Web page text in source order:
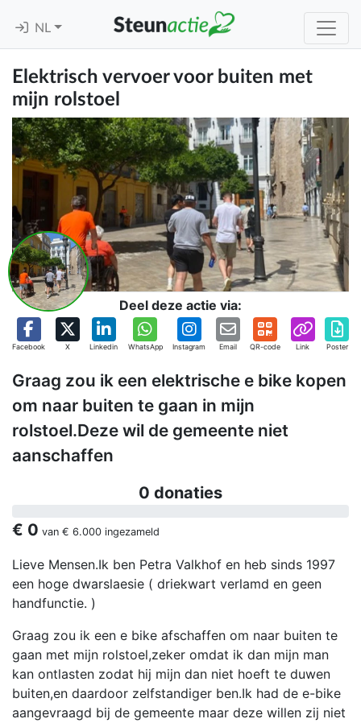
NL
Elektrisch vervoer voor buiten met
mijn rolstoel
Deel deze actie via:
Facebook X Linkedin WhatsApp Instagram Email QR-code Link Poster
Graag zou ik een elektrische e bike kopen
om naar buiten te gaan in mijn
rolstoel.Deze wil de gemeente niet
aanschaffen
0 donaties
€ 0 van € 6.000 ingezameld
Lieve Mensen.Ik ben Petra Valkhof en heb sinds 1997
een hoge dwarslaesie ( driekwart verlamd en geen
handfunctie. )
Graag zou ik een e bike afschaffen om naar buiten te
gaan met mijn rolstoel,zeker omdat ik dan mijn man
kan ontlasten zodat hij mijn dan niet hoeft te duwen
buiten,en daardoor zelfstandiger ben.Ik had de e-bike
aangevraagd bij de gemeente maar deze willen zij niet